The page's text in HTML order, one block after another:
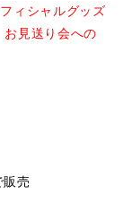
ィシャルグッズ
見送り会への
売